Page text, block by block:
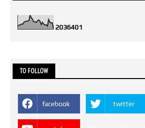
2036401
TO FOLLOW
facebook twitter